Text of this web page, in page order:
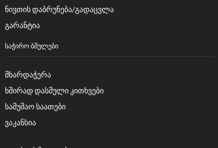
ნივთის დაბრუნება/გადაცვლა
გარანტია
ᲡᲐᲭᲘᲠᲝ ᲑᲛᲣᲚᲔᲑᲘ
მხარდაჭერა
ხშირად დასმული კითხვები
სამუშაო საათები
ვაკანსია